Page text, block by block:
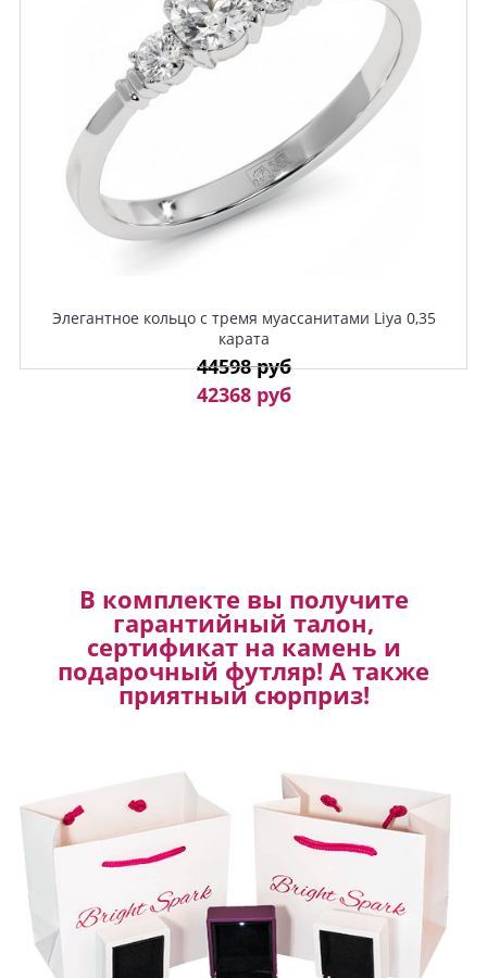
Элегантное кольцо с тремя муассанитами Liya 0,35
карата
44598 руб
42368 руб
В комплекте вы получите
гарантийный талон,
сертификат на камень и
подарочный футляр! А также
приятный сюрприз!